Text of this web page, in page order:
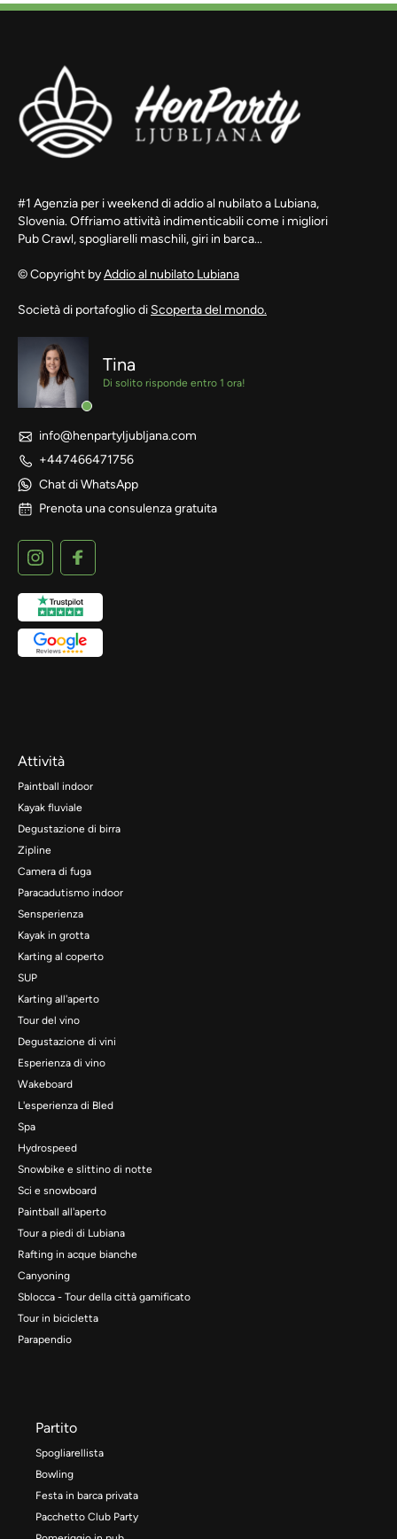
#1 Agenzia per i weekend di addio al nubilato a Lubiana,
Slovenia. Offriamo attività indimenticabili come i migliori
Pub Crawl, spogliarelli maschili, giri in barca...
© Copyright byAddio al nubilato Lubiana
Società di portafoglio di Scoperta del mondo.
Tina
Di solito risponde entro 1 ora!
info@henpartyljubljana.com
+447466471756
Chat di WhatsApp
Prenota una consulenza gratuita
Attività
Paintball indoor
Kayak fluviale
Degustazione di birra
Zipline
Camera di fuga
Paracadutismo indoor
Sensperienza
Kayak in grotta
Karting al coperto
SUP
Karting all'aperto
Tour del vino
Degustazione di vini
Esperienza di vino
Wakeboard
L'esperienza di Bled
Spa
Hydrospeed
Snowbike e slittino di notte
Sci e snowboard
Paintball all'aperto
Tour a piedi di Lubiana
Rafting in acque bianche
Canyoning
Sblocca - Tour della città gamificato
Tour in bicicletta
Parapendio
Partito
Spogliarellista
Bowling
Festa in barca privata
Pacchetto Club Party